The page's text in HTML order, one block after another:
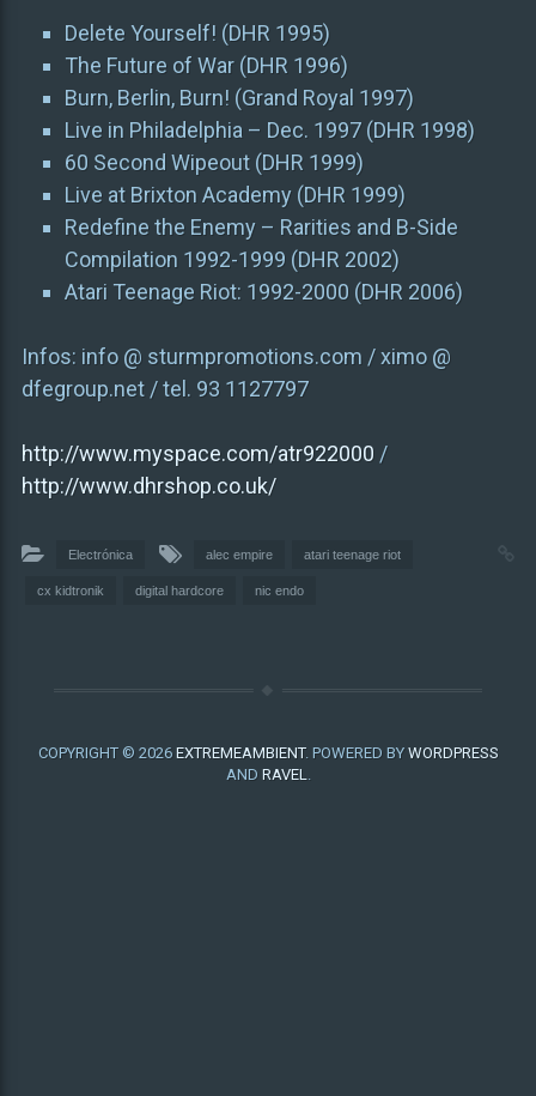
Delete Yourself! (DHR 1995)
The Future of War (DHR 1996)
Burn, Berlin, Burn! (Grand Royal 1997)
Live in Philadelphia – Dec. 1997 (DHR 1998)
60 Second Wipeout (DHR 1999)
Live at Brixton Academy (DHR 1999)
Redefine the Enemy – Rarities and B-Side
Compilation 1992-1999 (DHR 2002)
Atari Teenage Riot: 1992-2000 (DHR 2006)
Infos: info @ sturmpromotions.com / ximo @
dfegroup.net / tel. 93 1127797
http://www.myspace.com/atr922000 /
http://www.dhrshop.co.uk/
Electrónica alec empire atari teenage riot
cx kidtronik digital hardcore nic endo
COPYRIGHT © 2026 EXTREMEAMBIENT. POWERED BY WORDPRESS
AND RAVEL.